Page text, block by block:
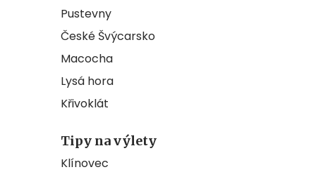
Pustevny
České Švýcarsko
Macocha
Lysá hora
Křivoklát
Tipy na výlety
Klínovec